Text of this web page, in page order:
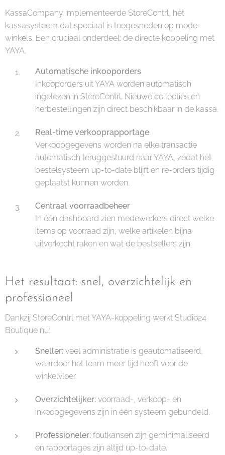
KassaCompany implementeerde StoreContrl, hét
kassasysteem dat speciaal is toegesneden op mode­
winkels. Een cruciaal onderdeel: de directe koppeling met
YAYA.
Automatische inkooporders
Inkooporders uit YAYA worden automatisch
ingelezen in StoreContrl. Nieuwe collecties en
herbestellingen zijn direct beschikbaar in de kassa.
Real-time verkooprapportage
Verkoopgegevens worden na elke transactie
automatisch teruggestuurd naar YAYA, zodat het
bestelsysteem up-to-date blijft en re-orders tijdig
geplaatst kunnen worden.
Centraal voorraadbeheer
In één dashboard zien medewerkers direct welke
items op voorraad zijn, welke artikelen bijna
uitverkocht raken en wat de bestsellers zijn.
Het resultaat: snel, overzichtelijk en
professioneel
Dankzij StoreContrl met YAYA-koppeling werkt Studio24
Boutique nu:
Sneller: veel administratie is geautomatiseerd,
waardoor het team meer tijd heeft voor de
winkelvloer.
Overzichtelijker: voorraad-, verkoop- en
inkoopgegevens zijn in één systeem gebundeld.
Professioneler: foutkansen zijn geminimaliseerd
en rapportages zijn altijd up-to-date.